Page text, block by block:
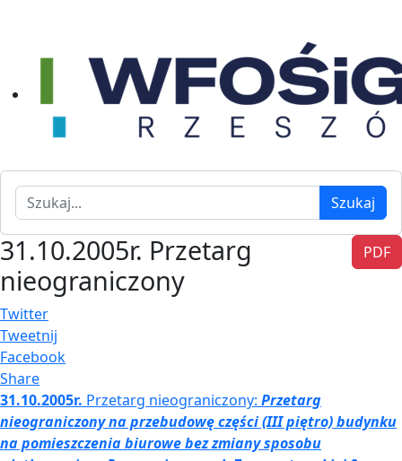
Szukaj Szukaj
PDF
31.10.2005r. Przetarg
nieograniczony
Twitter
Tweetnij
Facebook
Share
31.10.2005r. Przetarg nieograniczony: Przetarg
nieograniczony na przebudowę części (III piętro) budynku
na pomieszczenia biurowe bez zmiany sposobu